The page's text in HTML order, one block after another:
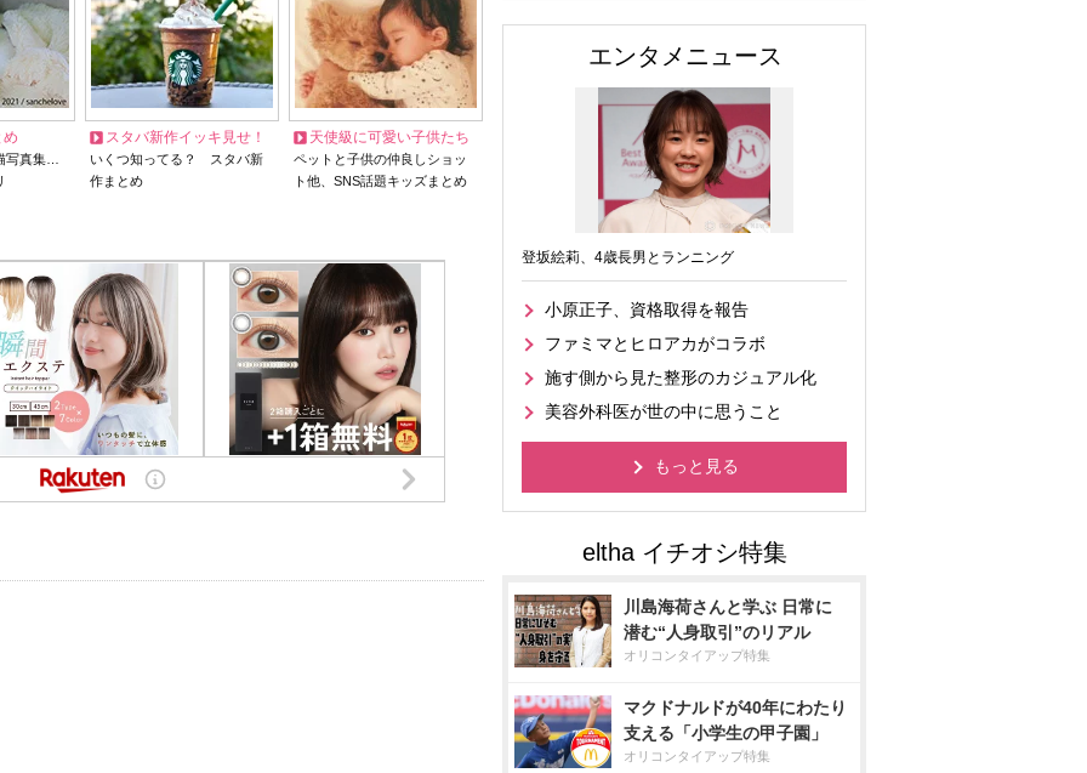
め
写真集…
スタバ新作イッキ見せ！
いくつ知ってる？ スタバ新
作まとめ
天使級に可愛い子供たち
ペットと子供の仲良しショッ
ト他、SNS話題キッズまとめ
エンタメニュース
登坂絵莉、4歳長男とランニング
小原正子、資格取得を報告
ファミマとヒロアカがコラボ
施す側から見た整形のカジュアル化
美容外科医が世の中に思うこと
もっと見る
川島海荷さんと学ぶ 日常に
潜む“人身取引”のリアル
オリコンタイアップ特集
マクドナルドが40年にわたり
支える「小学生の甲子園」
オリコンタイアップ特集